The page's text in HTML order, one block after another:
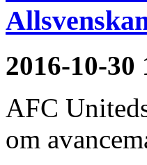
2016-10-30
AFC
om